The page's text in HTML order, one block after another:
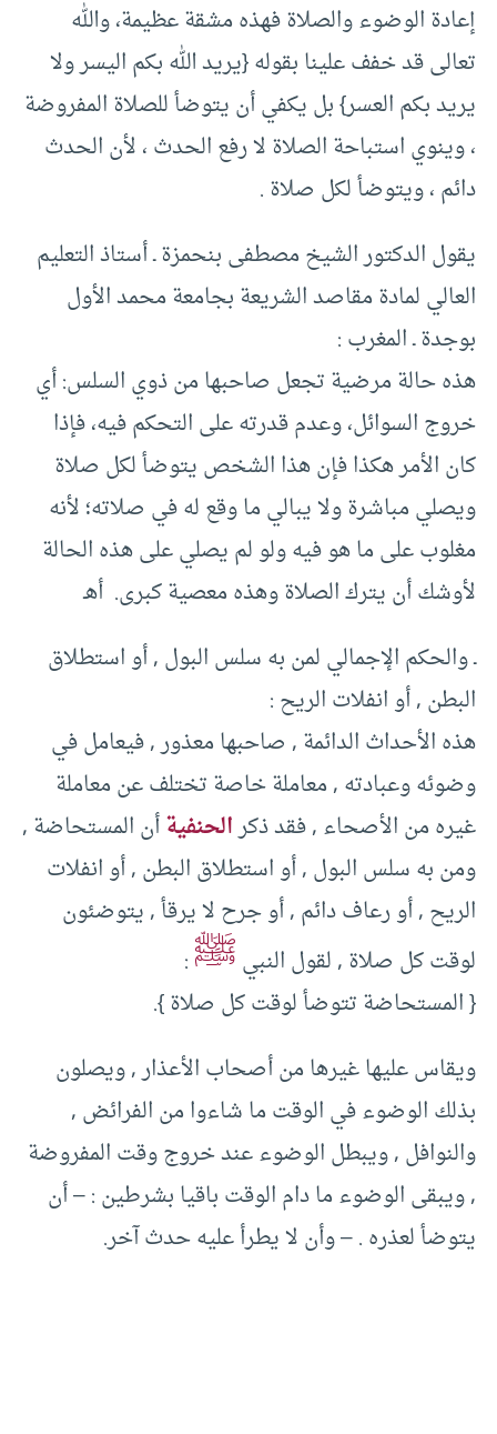
إعادة الوضوء والصلاة فهذه مشقة عظيمة، والله
تعالى قد خفف علينا بقوله {يريد الله بكم اليسر ولا
يريد بكم العسر} بل يكفي أن يتوضأ للصلاة المفروضة
، وينوي استباحة الصلاة لا رفع الحدث ، لأن الحدث
دائم ، ويتوضأ لكل صلاة .
يقول الدكتور الشيخ مصطفى بنحمزة ـ أستاذ التعليم
العالي لمادة مقاصد الشريعة بجامعة محمد الأول
بوجدة ـ المغرب :
هذه حالة مرضية تجعل صاحبها من ذوي السلس: أي
خروج السوائل، وعدم قدرته على التحكم فيه، فإذا
كان الأمر هكذا فإن هذا الشخص يتوضأ لكل صلاة
ويصلي مباشرة ولا يبالي ما وقع له في صلاته؛ لأنه
مغلوب على ما هو فيه ولو لم يصلي على هذه الحالة
لأوشك أن يترك الصلاة وهذه معصية كبرى. أهـ
ـ والحكم الإجمالي لمن به سلس البول , أو استطلاق
البطن , أو انفلات الريح :
هذه الأحداث الدائمة , صاحبها معذور , فيعامل في
وضوئه وعبادته , معاملة خاصة تختلف عن معاملة
غيره من الأصحاء , فقد ذكرالحنفيةأن المستحاضة ,
ومن به سلس البول , أو استطلاق البطن , أو انفلات
الريح , أو رعاف دائم , أو جرح لا يرقأ , يتوضئون
لوقت كل صلاة , لقول النبيﷺ:
{ المستحاضة تتوضأ لوقت كل صلاة }.
ويقاس عليها غيرها من أصحاب الأعذار , ويصلون
بذلك الوضوء في الوقت ما شاءوا من الفرائض ,
والنوافل , ويبطل الوضوء عند خروج وقت المفروضة
, ويبقى الوضوء ما دام الوقت باقيا بشرطين : – أن
يتوضأ لعذره . – وأن لا يطرأ عليه حدث آخر.